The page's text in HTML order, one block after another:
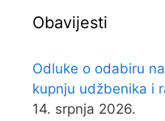
Obavijesti
Odluke o odabiru
kupnju udžbenika i
14. srpnja 2026.